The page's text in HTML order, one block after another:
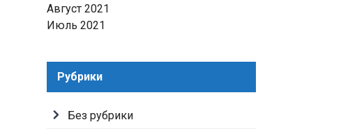
Август 2021
Июль 2021
Рубрики
Без рубрики